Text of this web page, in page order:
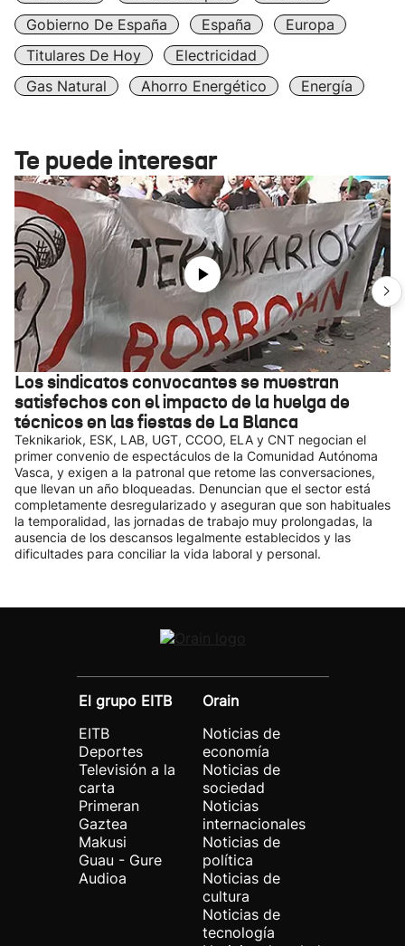
Gobierno De España
España
Europa
Titulares De Hoy
Electricidad
Gas Natural
Ahorro Energético Energía
Te puede interesar
Los sindicatos convocantes se muestran
satisfechos con el impacto de la huelga de
técnicos en las fiestas de La Blanca
Teknikariok, ESK, LAB, UGT, CCOO, ELA y CNT negocian el
primer convenio de espectáculos de la Comunidad Autónoma
Vasca, y exigen a la patronal que retome las conversaciones,
que llevan un año bloqueadas. Denuncian que el sector está
completamente desregularizado y aseguran que son habituales
la temporalidad, las jornadas de trabajo muy prolongadas, la
ausencia de los descansos legalmente establecidos y las
dificultades para conciliar la vida laboral y personal.
El grupo EITB
EITB
Deportes
Televisión a la
carta
Primeran
Gaztea
Makusi
Guau - Gure
Audioa
Orain
Noticias de
economía
Noticias de
sociedad
Noticias
internacionales
Noticias de
política
Noticias de
cultura
Noticias de
tecnología